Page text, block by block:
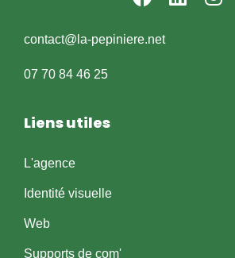
contact@la-pepiniere.net
07 70 84 46 25
Liens utiles
L'agence
Identité visuelle
Web
Supports de com'